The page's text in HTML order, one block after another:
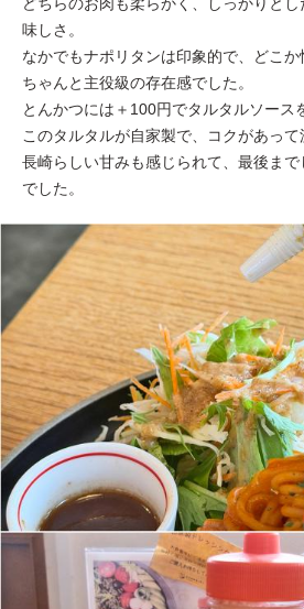
どちらのお肉も柔らかく、しっかりと
味しさ。
なかでもナポリタンは印象的で、どこか
ちゃんと主役級の存在感でした。
とんかつには＋100円でタルタルソース
このタルタルが自家製で、コクがあって
長崎らしい甘みも感じられて、最後ま
でした。